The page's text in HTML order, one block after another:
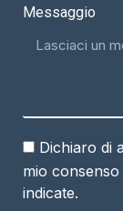
Messaggio
Dichiaro di
mio
indicate.